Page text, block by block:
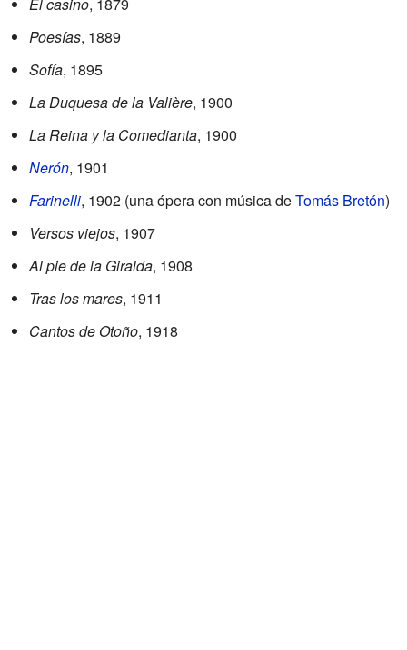
Poesías, 1889
Sofía, 1895
La Duquesa de la Valière, 1900
La Reina y la Comedianta, 1900
Nerón, 1901
Farinelli, 1902 (una ópera con música deTomás Bretón)
Versos viejos, 1907
Al pie de la Giralda, 1908
Tras los mares, 1911
Cantos de Otoño, 1918